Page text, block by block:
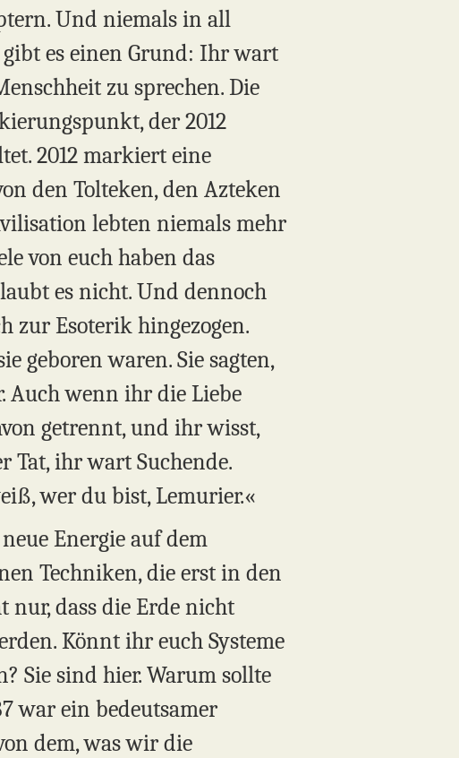
Und niemals in all
es einen Grund: Ihr wart
zu sprechen. Die
der 2012
2012 markiert eine
den Tolteken, den Azteken
lebten niemals mehr
von euch haben das
es nicht. Und dennoch
zur Esoterik hingezogen.
geboren waren. Sie sagten,
Auch wenn ihr die Liebe
getrennt, und ihr wisst,
Tat, ihr wart Suchende.
wer du bist, Lemurier.«
Energie auf dem
Techniken, die erst in den
dass die Erde nicht
Könnt ihr euch Systeme
Sie sind hier. Warum sollte
war ein bedeutsamer
dem, was wir die